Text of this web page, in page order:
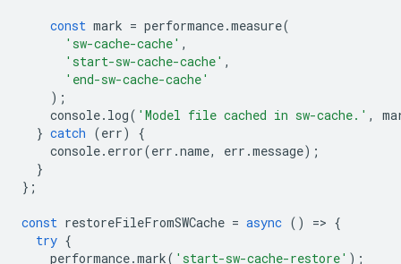
const mark = performance.measure(
'sw-cache-cache' ,
'start-sw-cache-cache' ,
'end-sw-cache-cache'
);
console. log( 'Model file cached in sw-cache.' ,
} catch (err)
{
console. error(err .name, err .message);
}
};
const restoreFileFromSWCache = async () => {
try {
performance.mark( 'start-sw-cache-restore' );